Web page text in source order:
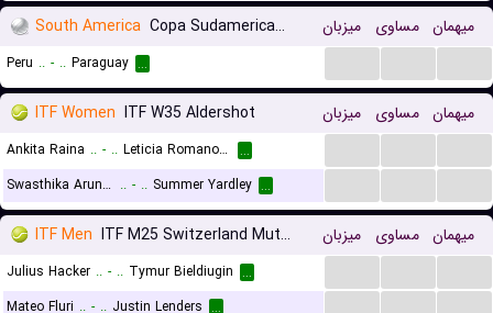
South America Copa Sudamericana میزبان مساوی میهمان
Peru .. - .. Paraguay ...
ITF Women ITF W35 Aldershot میزبان مساوی میهمان
Ankita Raina .. - .. Leticia Romanova ...
Swasthika Arunkumar .. - .. Summer Yardley ...
ITF Men ITF M25 Switzerland Muttenz میزبان مساوی میهمان
Julius Hacker .. - .. Tymur Bieldiugin ...
Mateo Fluri .. - .. Justin Lenders ...